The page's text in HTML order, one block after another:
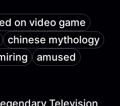
on video game
chinese mythology
amused
Television,